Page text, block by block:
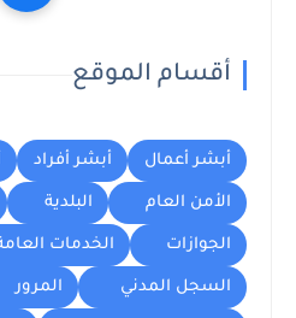
أقسام الموقع
أبشر أعمال أبشر أفراد
الأمن العام البلدية
الجوازات الخدمات
السجل المدني المرور